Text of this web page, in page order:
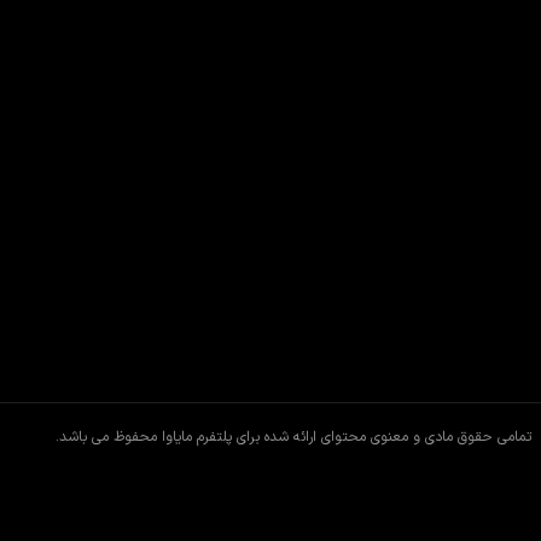
تمامی حقوق مادی و معنوی محتوای ارائه شده برای پلتفرم مایاوا محفوظ می باشد.